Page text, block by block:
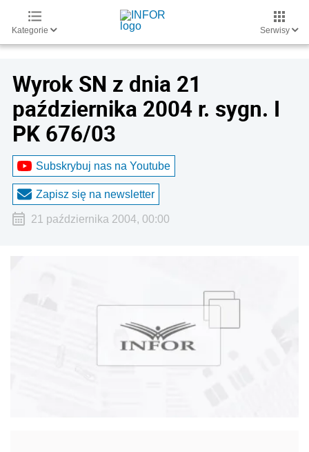
Kategorie Serwisy
Wyrok SN z dnia 21
października 2004 r. sygn. I
PK 676/03
Subskrybuj nas na Youtube
Zapisz się na newsletter
21 października 2004, 00:00